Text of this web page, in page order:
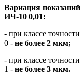
Вариация показаний
ИЧ-10 0,01:
- при классе точности
0 - не более 2 мкм;
- при классе точности
1 - не более 3 мкм.